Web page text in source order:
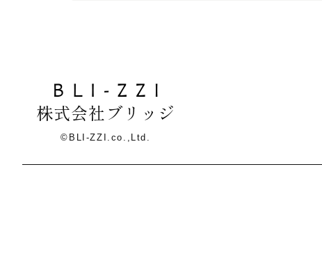
株式会社ブリッジ
©BLI-ZZI.co.,Ltd.